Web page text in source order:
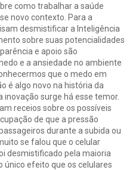
como trabalhar a saúde
novo contexto. Para a
desmistificar a Inteligência
sobre suas potencialidades
e apoio são
e a ansiedade no ambiente
que o medo em
é algo novo na história da
surge há esse temor.
receios sobre os possíveis
de que a pressão
durante a subida ou
se falou que o celular
desmistificado pela maioria
único efeito que os celulares